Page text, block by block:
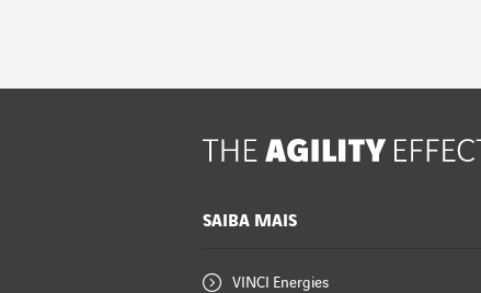
SAIBA MAIS
VINCI Energies